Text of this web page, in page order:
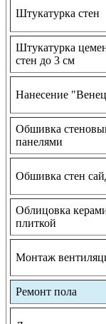
Штукатурка стен
Штукатурка
стен до 3 см
Нанесение
Обшивка
панелями
Обшивка стен
Облицовка
плиткой
Монтаж
Ремонт пола